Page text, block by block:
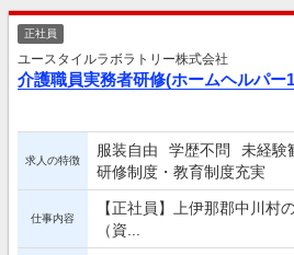
正社員
ユースタイルラボラトリー株式会社
介護職員実務者研修(ホームヘルパー
求人の特徴
服装自由 学歴不問
未経験
研修制度・教育制度充実
仕事内容
【正社員】上伊那郡中川村
（資...